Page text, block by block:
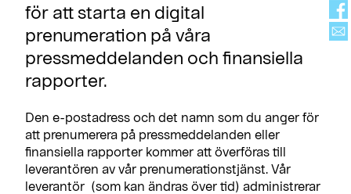
för att starta en digital
prenumeration på våra
pressmeddelanden och finansiella
rapporter.
Den e-postadress och det namn som du anger för
att prenumerera på pressmeddelanden eller
finansiella rapporter kommer att överföras till
leverantören av vår prenumerationstjänst. Vår
leverantör (som kan ändras över tid) administrerar